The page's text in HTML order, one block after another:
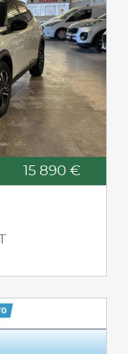
15 890 €